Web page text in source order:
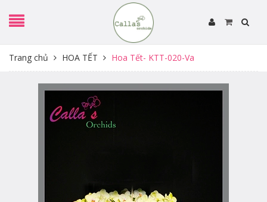
Trang chủ HOA TẾT Hoa Tết- KTT-020-Va